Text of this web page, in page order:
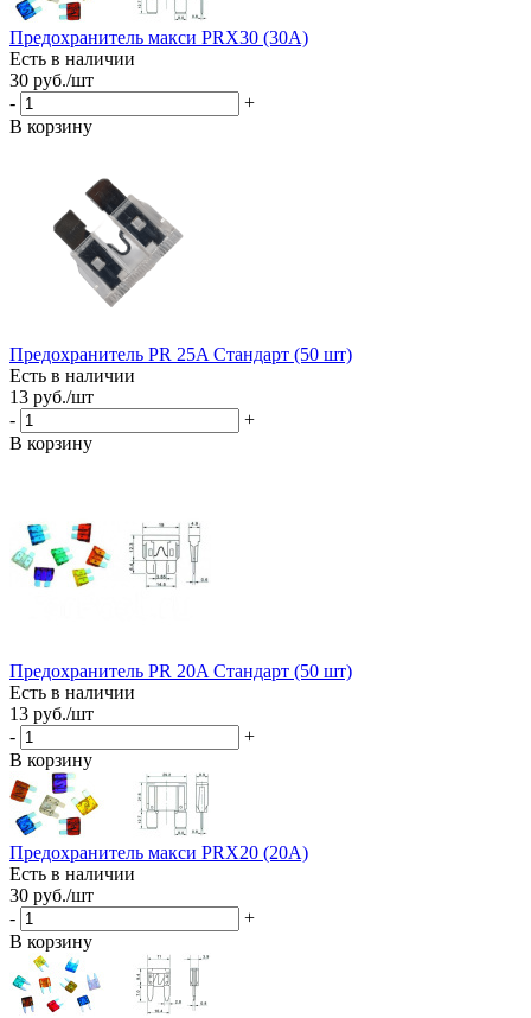
Предохранитель макси PRX30 (30A)
Есть в наличии
30 руб./шт
-
+
В корзину
Предохранитель PR 25A Стандарт (50 шт)
Есть в наличии
13 руб./шт
-
+
В корзину
Предохранитель PR 20A Стандарт (50 шт)
Есть в наличии
13 руб./шт
-
+
В корзину
Предохранитель макси PRX20 (20A)
Есть в наличии
30 руб./шт
-
+
В корзину